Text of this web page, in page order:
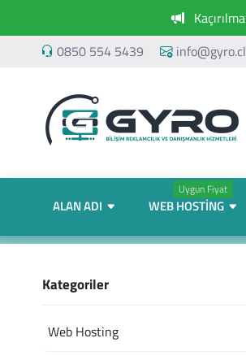
0850 554 5439
ALAN ADI
Uygun Fiyat
WEB HOSTING
Kategoriler
Web Hosting